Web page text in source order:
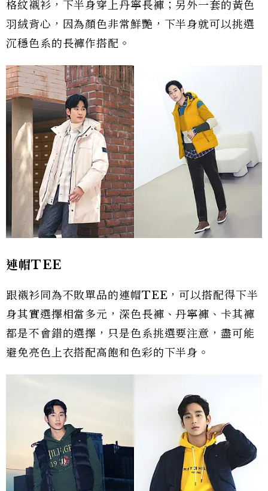
格紋襯衫，下半身穿上丹寧長褲；另外一套的黃色
羽絨背心，因為顏色非常鮮艷，下半身就可以挑選
沉穩色系的長褲作搭配。
連帽TEE
跟襯衫同為不敗單品的連帽TEE，可以搭配得下半
身其實選擇相當多元，深色長褲、丹寧褲、卡其褲
都是不會錯的選擇，只是色系挑選要注意，盡可能
避免亮色上衣搭配高飽和色彩的下半身。